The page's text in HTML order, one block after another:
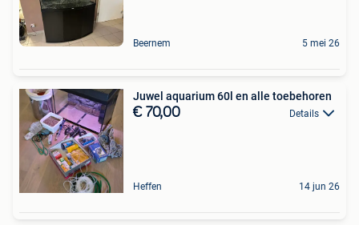
Beernem 5 mei 26
Juwel aquarium 60l en alle toebehoren
€ 70,00 Details
Heffen 14 jun 26